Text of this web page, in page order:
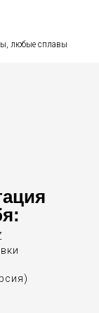
любые сплавы